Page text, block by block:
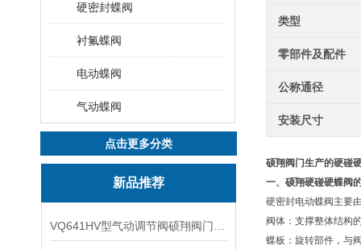
硬密封蝶阀
衬氟蝶阀
电动蝶阀
气动蝶阀
点击更多分类
新品推荐
类型
零部件及配件
公称通径
安装尺寸
硕翔阀门生产的硬碰
一、硕翔硬碰硬蝶阀
硬密封电动蝶阀主要
阀体：支撑整体结构
蝶板：旋转部件，与